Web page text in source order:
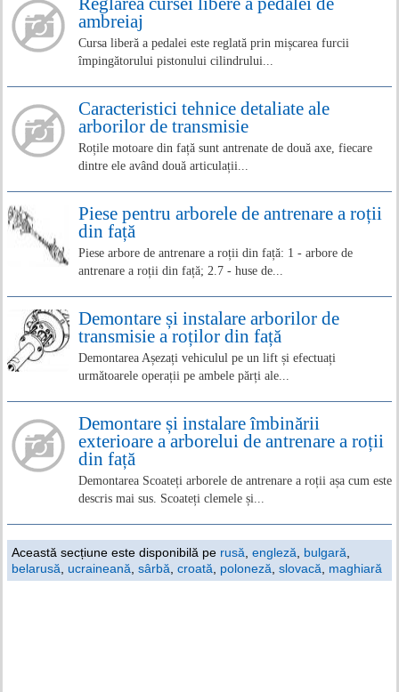
ambreiaj
Cursa liberă a pedalei este reglată prin mișcarea furcii
împingătorului pistonului cilindrului...
Caracteristici tehnice detaliate ale
arborilor de transmisie
Roțile motoare din față sunt antrenate de două axe, fiecare
dintre ele având două articulații...
Piese pentru arborele de antrenare a roții
din față
Piese arbore de antrenare a roții din față: 1 - arbore de
antrenare a roții din față; 2.7 - huse de...
Demontare și instalare arborilor de
transmisie a roților din față
Demontarea Așezați vehiculul pe un lift și efectuați
următoarele operații pe ambele părți ale...
Demontare și instalare îmbinării
exterioare a arborelui de antrenare a roții
din față
Demontarea Scoateți arborele de antrenare a roții așa cum este
descris mai sus. Scoateți clemele și...
Această secțiune este disponibilă pe rusă engleză bulgară
belarusă
ucraineană sârbă croată poloneză slovacă maghiară